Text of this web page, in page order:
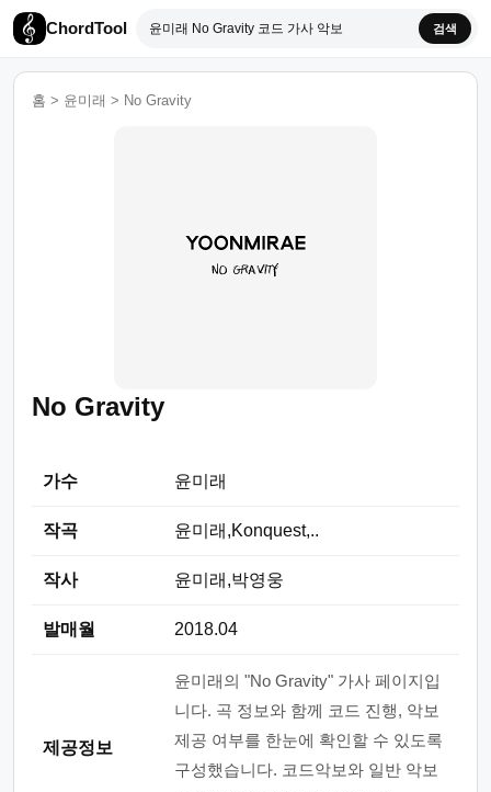
ChordTool 검색
홈 > 윤미래 > No Gravity
No Gravity
가수 윤미래
작곡 윤미래,Konquest,..
작사 윤미래,박영웅
발매월 2018.04
제공정보
윤미래의 "No Gravity" 가사 페이지입
니다. 곡 정보와 함께 코드 진행, 악보
제공 여부를 한눈에 확인할 수 있도록
구성했습니다. 코드악보와 일반 악보